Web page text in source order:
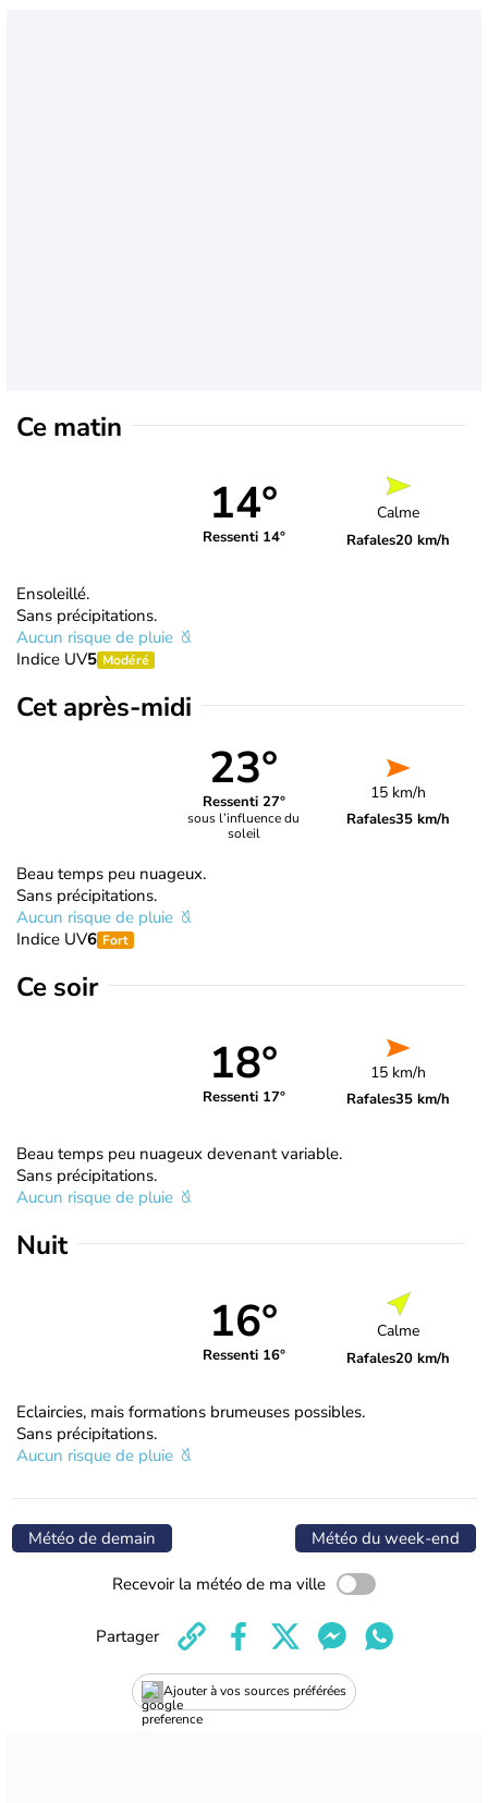
Ce matin
14°
Ressenti 14°
Calme
Rafales20 km/h
Ensoleillé.
Sans précipitations.
Aucun risque de pluie
Indice UV5 Modéré
Cet après-midi
23°
Ressenti 27°
sous l’influence du
soleil
15 km/h
Rafales35 km/h
Beau temps peu nuageux.
Sans précipitations.
Aucun risque de pluie
Indice UV6 Fort
Ce soir
18°
Ressenti 17°
15 km/h
Rafales35 km/h
Beau temps peu nuageux devenant variable.
Sans précipitations.
Aucun risque de pluie
Nuit
16°
Ressenti 16°
Calme
Rafales20 km/h
Eclaircies, mais formations brumeuses possibles.
Sans précipitations.
Aucun risque de pluie
Météo de demain Météo du week-end
Recevoir la météo de ma ville
Ajouter à vos sources préférées
Partager